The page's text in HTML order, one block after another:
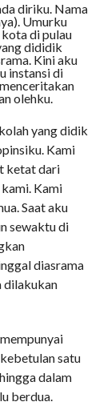
diriku. Nama
Umurku
di pulau
dididik
Kini aku
instansi di
olehku.
yang didik
Kami
ketat dari
Kami
Saat aku
sewaktu di
diasrama
dilakukan
satu
dalam
berdua.